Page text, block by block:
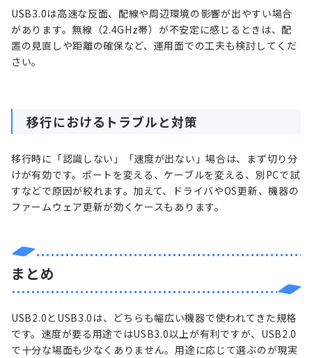
USB3.0は高速な反面、配線や周辺環境の影響が出やすい場合
があります。無線（2.4GHz帯）が不安定に感じるときは、配
置の見直しや距離の確保など、運用面での工夫も検討してくだ
さい。
移行におけるトラブルと対策
移行時に「認識しない」「速度が出ない」場合は、まず切り分
けが有効です。ポートを変える、ケーブルを変える、別PCで試
すなどで原因が絞れます。加えて、ドライバやOS更新、機器の
ファームウェア更新が効くケースもあります。
まとめ
USB2.0とUSB3.0は、どちらも幅広い機器で使われてきた規格
です。速度が要る用途ではUSB3.0以上が有利ですが、USB2.0
で十分な場面も少なくありません。用途に応じて選ぶのが現実